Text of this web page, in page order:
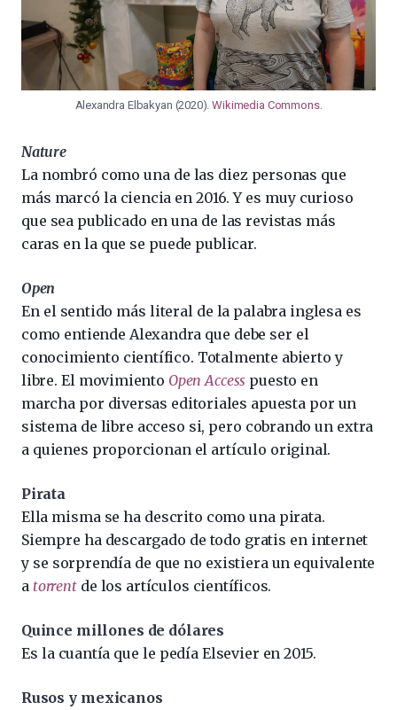
Alexandra Elbakyan (2020).Wikimedia Commons.
Nature
La nombró como una de las diez personas que
más marcó la ciencia en 2016. Y es muy curioso
que sea publicado en una de las revistas más
caras en la que se puede publicar.
Open
En el sentido más literal de la palabra inglesa es
como entiende Alexandra que debe ser el
conocimiento científico. Totalmente abierto y
libre. El movimiento Open Access puesto en
marcha por diversas editoriales apuesta por un
sistema de libre acceso si, pero cobrando un extra
a quienes proporcionan el artículo original.
Pirata
Ella misma se ha descrito como una pirata.
Siempre ha descargado de todo gratis en internet
y se sorprendía de que no existiera un equivalente
a torrentde los artículos científicos.
Quince millones de dólares
Es la cuantía que le pedía Elsevier en 2015.
Rusos y mexicanos